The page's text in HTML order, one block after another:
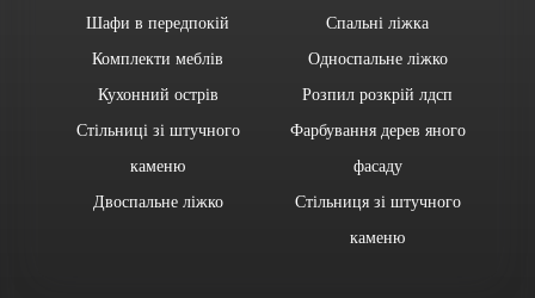
Шафи в передпокій
Комплекти меблів
Кухонний острів
Стільниці зі штучного
каменю
Двоспальне ліжко
Спальні ліжка
Односпальне ліжко
Розпил розкрій лдсп
Фарбування дерев яного
фасаду
Стільниця зі штучного
каменю